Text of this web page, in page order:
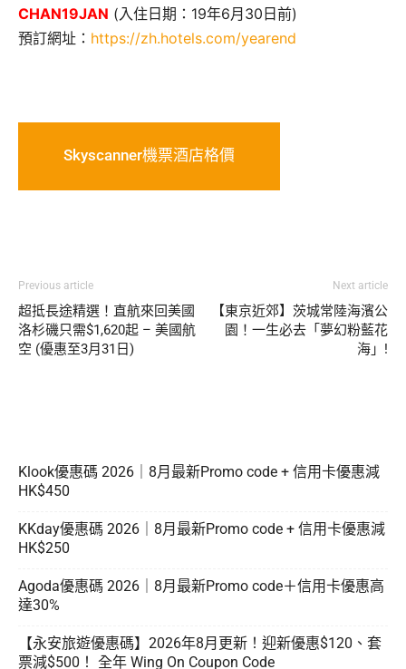
CHAN19JAN (入住日期：19年6月30日前)
預訂網址： https://zh.hotels.com/yearend
Skyscanner機票酒店格價
Previous article
超抵長途精選！直航來回美國
洛杉磯只需$1,620起 – 美國航
空 (優惠至3月31日)
Next article
【東京近郊】茨城常陸海濱公
園！一生必去「夢幻粉藍花
海」!
Klook優惠碼 2026｜8月最新Promo code + 信用卡優惠減
HK$450
KKday優惠碼 2026｜8月最新Promo code + 信用卡優惠減
HK$250
Agoda優惠碼 2026｜8月最新Promo code＋信用卡優惠高
達30%
【永安旅遊優惠碼】2026年8月更新！迎新優惠$120、套
票減$500！ 全年 Wing On Coupon Code